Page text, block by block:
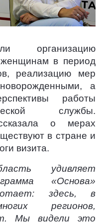
организацию
в период
реализацию мер
а
работы
службы.
о мерах
в стране и
визита.
удивляет
«Основа»
здесь, в
регионов,
Мы видели это